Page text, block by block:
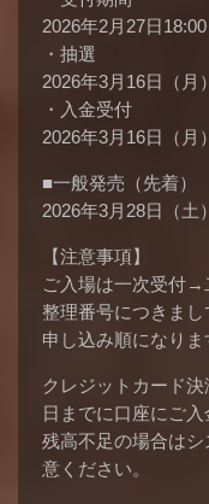
2026年2月27日
・抽選
2026年3月16日（月
・入金受付
2026年3月16日（月
■一般発売（先着）
2026年3月28日（土
【注意事項】
ご入場は一次受付→
整理番号につきま
申し込み順になりま
クレジットカード
日までに口座にご入
残高不足の場合は
意ください。